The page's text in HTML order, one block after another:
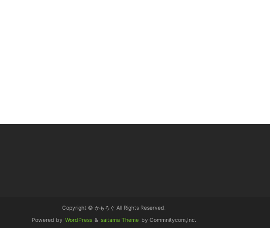
Copyright © かもろぐ All Rights Reserved.
Powered by WordPress & saitama Theme by Commnitycom,Inc.